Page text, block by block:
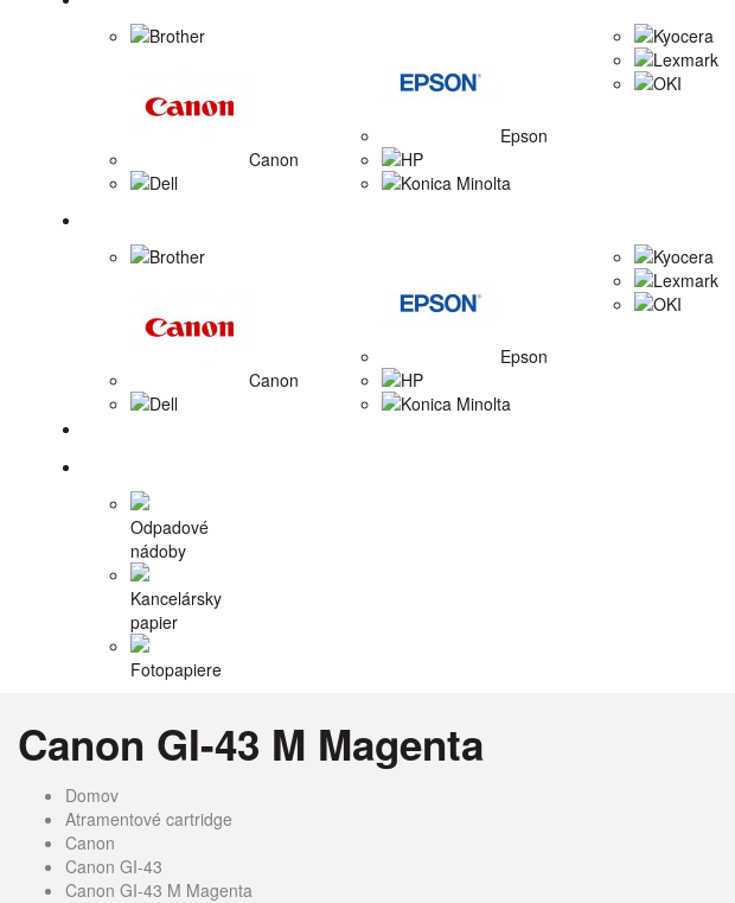
Brother
Canon
Dell
Epson
HP
Konica Minolta
Kyocera
Lexmark
OKI
Brother
Canon
Dell
Epson
HP
Konica Minolta
Kyocera
Lexmark
OKI
Odpadové
nádoby
Kancelársky
papier
Fotopapiere
Canon GI-43 M Magenta
Domov
Atramentové cartridge
Canon
Canon GI-43
Canon GI-43 M Magenta